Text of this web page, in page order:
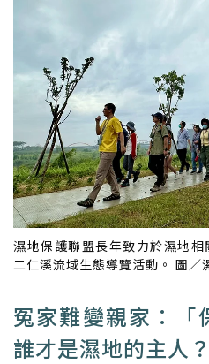
濕地保護聯盟長年致力於濕地
二仁溪流域生態導覽活動。 圖／
冤家難變親家：「
誰才是濕地的主人？